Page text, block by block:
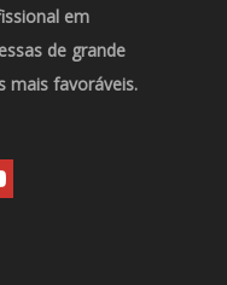
em
de grande
mais favoráveis.